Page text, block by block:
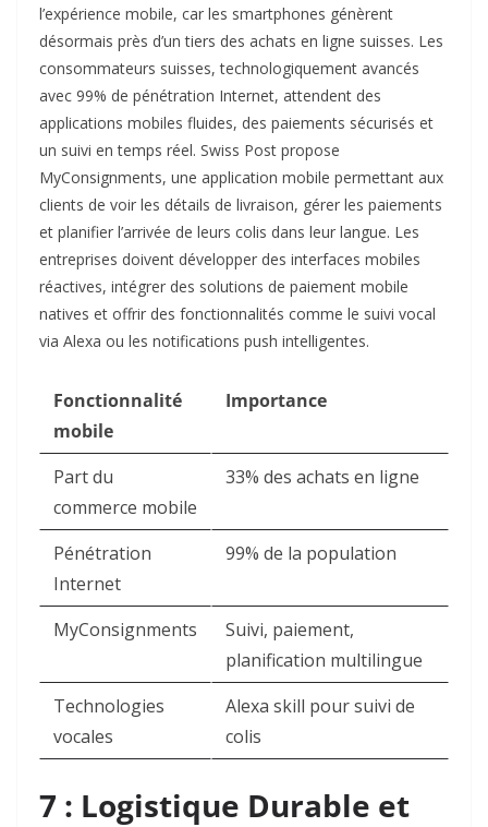
l’expérience mobile, car les smartphones génèrent
désormais près d’un tiers des achats en ligne suisses. Les
consommateurs suisses, technologiquement avancés
avec 99% de pénétration Internet, attendent des
applications mobiles fluides, des paiements sécurisés et
un suivi en temps réel. Swiss Post propose
MyConsignments, une application mobile permettant aux
clients de voir les détails de livraison, gérer les paiements
et planifier l’arrivée de leurs colis dans leur langue. Les
entreprises doivent développer des interfaces mobiles
réactives, intégrer des solutions de paiement mobile
natives et offrir des fonctionnalités comme le suivi vocal
via Alexa ou les notifications push intelligentes.​
Fonctionnalité
mobile
Importance
Part du
commerce mobile
33% des achats en ligne ​
Pénétration
Internet
99% de la population ​
MyConsignments
Suivi, paiement,
planification multilingue ​
Technologies
vocales
Alexa skill pour suivi de
colis ​
7 : Logistique Durable et